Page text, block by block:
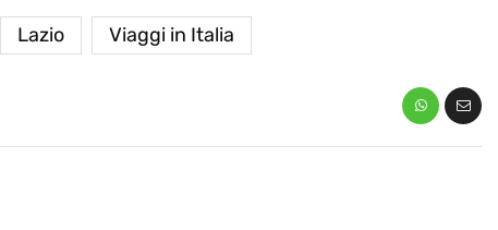
Lazio Viaggi in Italia